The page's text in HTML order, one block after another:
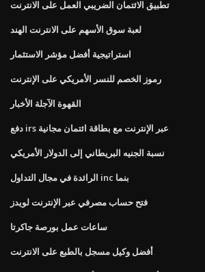
تطبيق الائتمان الضريبي العمل على الانترنت
لعبة سوق الأسهم على الانترنت الهند
استراتيجية أفضل مؤشر الاستثمار
رموز الخصم للنسر الأمريكي على الإنترنت
القهوة الآجلة الأخبار
دفع irs عبر الإنترنت مع بطاقة ائتمان مجانية
نسبة الجنيه البريطاني إلى الدولار الأمريكي
الرائدة في مجال التداول inc بنما
فتح حساب مصرفي عبر الإنترنت لويدز
ساعات عمل بورصة جاكرتا
أفضل وكيل مسجل بالطبع على الانترنت